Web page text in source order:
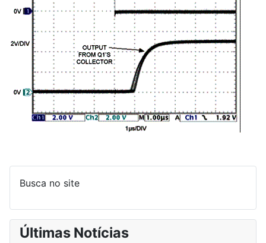
Busca no site
Últimas Notícias